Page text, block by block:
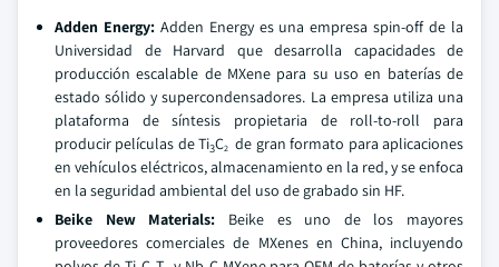
Adden Energy:Adden Energy es una empresa spin-off de la
Universidad de Harvard que desarrolla capacidades de
producción escalable de MXene para su uso en baterías de
estado sólido y supercondensadores. La empresa utiliza una
plataforma de síntesis propietaria de roll-to-roll para
producir películas de Ti3C2 de gran formato para aplicaciones
en vehículos eléctricos, almacenamiento en la red, y se enfoca
en la seguridad ambiental del uso de grabado sin HF.
Beike New Materials: Beike es uno de los mayores
proveedores comerciales de MXenes en China, incluyendo